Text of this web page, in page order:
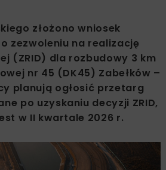
złożono wniosek
zezwoleniu na realizację
(ZRID) dla rozbudowy 3 km
nr 45 (DK45) Zabełków –
planują ogłosić przetarg
po uzyskaniu decyzji ZRID,
w II kwartale 2026 r.